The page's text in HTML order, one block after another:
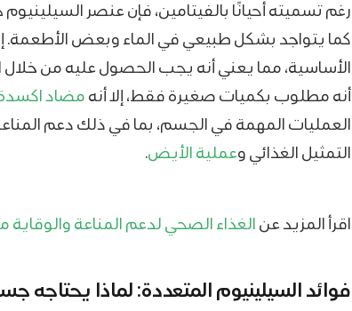
رغم تسميته أحيانًا بالفيتامين، فإنعنصر السيلينيوم
كما يتواجد بشكل طبيعي في الماء وبعض الأطعمة.
الأساسية، مما يعني أنه يجب الحصول عليه من خلال
أنه مطلوب بكميات صغيرة فقط، إلا أنه مضاد
العمليات المهمة في الجسم، بما في ذلك دعم
التمثيل الغذائي وعملية الأيض.
اقرأ المزيد عن الغذاء الصحي لدعم المناعة والوقاية
فوائد السيلينيوم المتعددة: لماذا يحتاجه